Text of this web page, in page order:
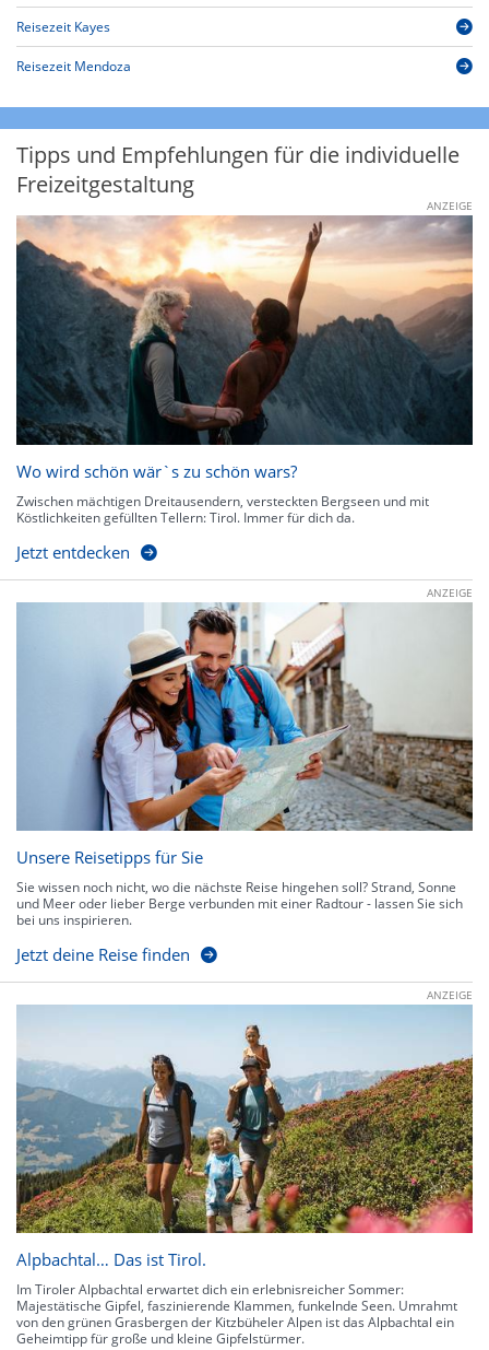
Reisezeit Kayes
Reisezeit Mendoza
Tipps und Empfehlungen für die individuelle
Freizeitgestaltung
ANZEIGE
Wo wird schön wär`s zu schön wars?
Zwischen mächtigen Dreitausendern, versteckten Bergseen und mit
Köstlichkeiten gefüllten Tellern: Tirol. Immer für dich da.
Jetzt entdecken
ANZEIGE
Unsere Reisetipps für Sie
Sie wissen noch nicht, wo die nächste Reise hingehen soll? Strand, Sonne
und Meer oder lieber Berge verbunden mit einer Radtour - lassen Sie sich
bei uns inspirieren.
Jetzt deine Reise finden
ANZEIGE
Alpbachtal… Das ist Tirol.
Im Tiroler Alpbachtal erwartet dich ein erlebnisreicher Sommer:
Majestätische Gipfel, faszinierende Klammen, funkelnde Seen. Umrahmt
von den grünen Grasbergen der Kitzbüheler Alpen ist das Alpbachtal ein
Geheimtipp für große und kleine Gipfelstürmer.